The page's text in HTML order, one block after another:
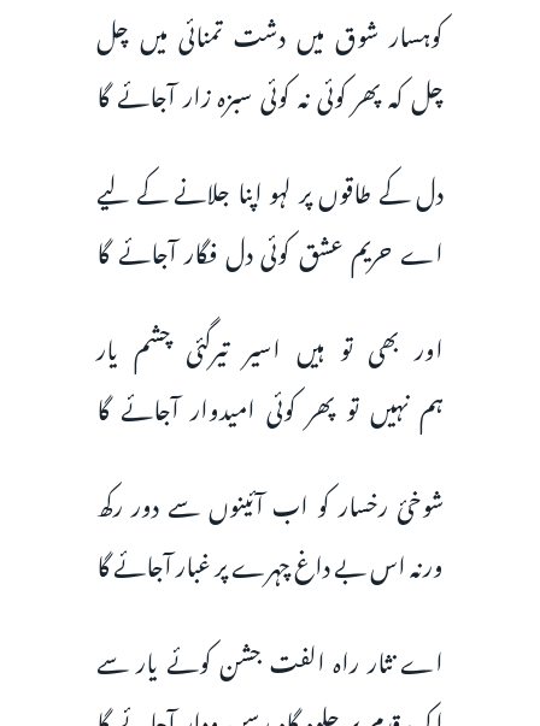
کوہسار شوق میں دشت تمنائی میں چل
چل کہ پھر کوئی نہ کوئی سبزہ زار آجائے گا
دل کے طاقوں پر لہو اپنا جلانے کے لیے
اے حریم عشق کوئی دل فگار آجائے گا
اور بھی تو ہیں اسیر تیرگئی چشم یار
ہم نہیں تو پھر کوئی امیدوار آجائے گا
شوخئ رخسار کو اب آئینوں سے دور رکھ
ورنہ اس بے داغ چہرے پر غبار آجائے گا
اے نثار راہ الفت جشن کوئے یار سے